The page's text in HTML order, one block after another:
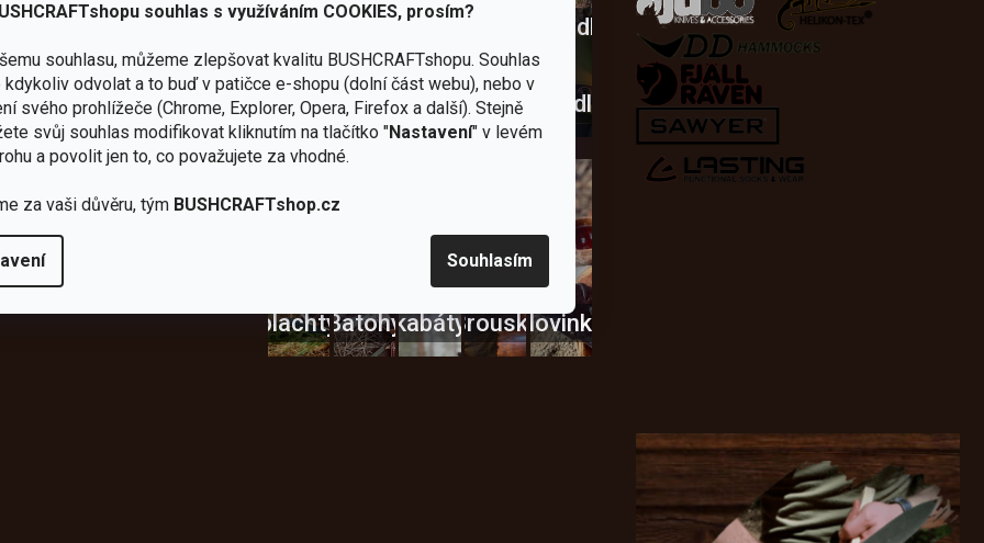
souhlas s využíváním COOKIES, prosím?
souhlasu, můžeme zlepšovat kvalitu BUSHCRAFTshopu. Souhlas
kdykoliv odvolat a to buď v patičce e-shopu (dolní část webu), nebo v
svého prohlížeče (Chrome, Explorer, Opera, Firefox a další). Stejně
svůj souhlas modifikovat kliknutím na tlačítko "Nastavení" v levém
a povolit jen to, co považujete za vhodné.
za vaši důvěru, tým BUSHCRAFTshop.cz
Souhlasím
NožeSekery
Vařiče
a
kartušeNádobí
Křesadla
škrtadla
plachtyBatohy
Bundy
a
kabátyBrouskyNovinky